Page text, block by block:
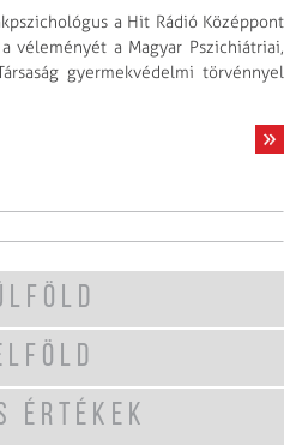
a Hit Rádió Középpont
véleményét a Magyar Pszichiátriai,
gyermekvédelmi törvénnyel
ÉRTÉKEK